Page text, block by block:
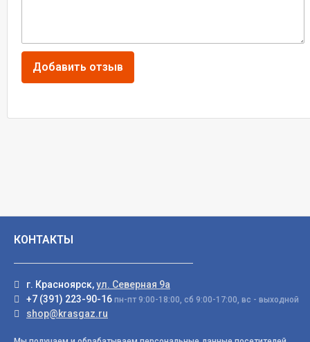
КОНТАКТЫ
г. Красноярск,ул. Северная 9а
+7 (391) 223-90-16 пн-пт 9:00-18:00, сб 9:00-17:00, вс - выходной
shop@krasgaz.ru